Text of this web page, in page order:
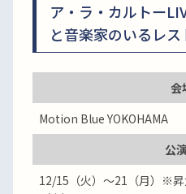
ア・ラ・カルトー
と音楽家のいるレス
会
Motion Blue YOKOHAMA
公
12/15（火）～21（月）※